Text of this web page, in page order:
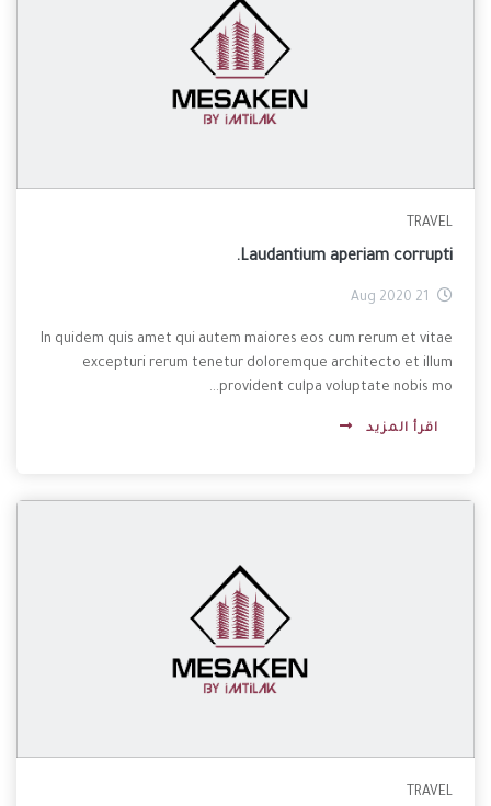
TRAVEL
Laudantium aperiam corrupti.
21 Aug 2020
In quidem quis amet qui autem maiores eos cum rerum et vitae
excepturi rerum tenetur doloremque architecto et illum
provident culpa voluptate nobis mo...
اقرأ المزيد
TRAVEL